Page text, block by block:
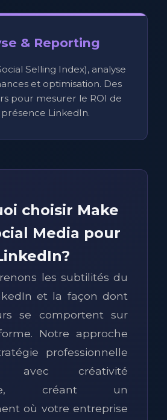
& Reporting
Selling Index), analyse
et optimisation. Des
pour mesurer le ROI de
LinkedIn.
choisir Make
Media pour
les subtilités du
et la façon dont
se comportent sur
Notre approche
professionnelle
avec créativité
créant un
où votre entreprise